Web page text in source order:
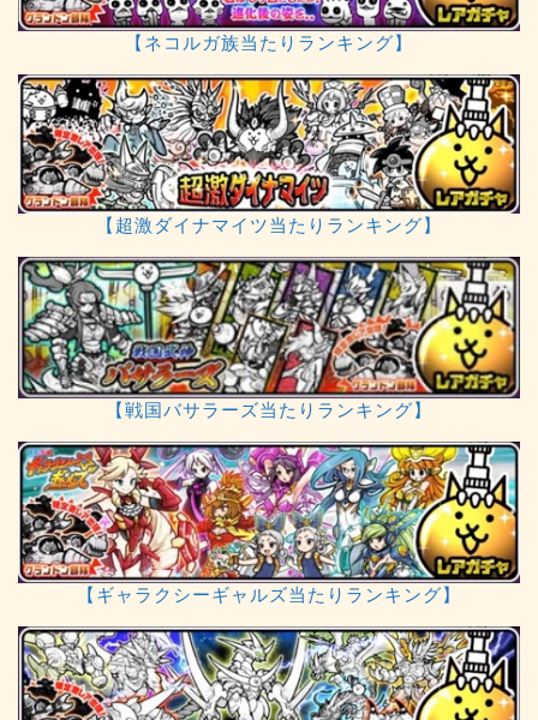
【ネコルガ族当たりランキング】
【超激ダイナマイツ当たりランキング】
【戦国バサラーズ当たりランキング】
【ギャラクシーギャルズ当たりランキング】